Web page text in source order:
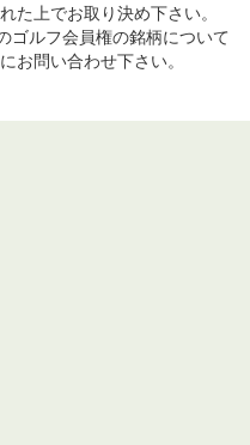
た上でお取り決め下さい。
ゴルフ会員権の銘柄について
お問い合わせ下さい。